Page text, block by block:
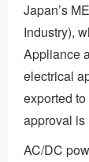
Japan’s
Industry),
Appliance
electrical
exported
approval is
AC/DC